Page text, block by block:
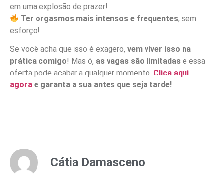
em uma explosão de prazer!
Ter orgasmos mais intensos e frequentes, sem
esforço!
Se você acha que isso é exagero, vem viver isso na
prática comigo! Mas ó, as vagas são limitadas e essa
oferta pode acabar a qualquer momento. Clica aqui
agora e garanta a sua antes que seja tarde!
Cátia Damasceno